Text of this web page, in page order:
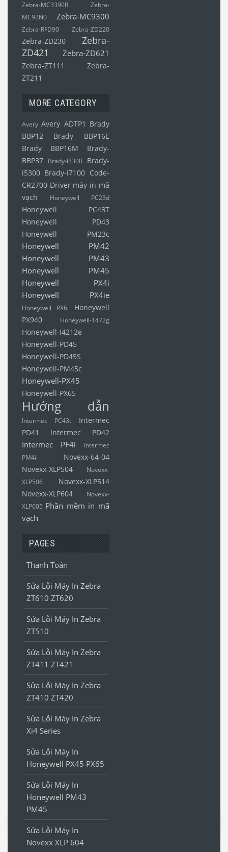
Zebra-MC3390R
Zebra-
MC92N0
Zebra-MC9300
Zebra-RFD90 Zebra-ZD220
Zebra-ZD230
Zebra-
ZD421
Zebra-ZD621
Zebra-ZT111
Zebra-
ZT211
MORE CATEGORY
Avery Avery ADTP1
Brady
BBP12
Brady BBP16E
Brady BBP16M
Brady-
BBP37 Brady-i3300 Brady-
i5300 Brady-i7100 Code-
CR2700 Driver máy in mã
vạch
Honeywell PC23d
Honeywell PC43T
Honeywell PD43
Honeywell PM23c
Honeywell PM42
Honeywell PM43
Honeywell PM45
Honeywell PX4i
Honeywell PX4ie
Honeywell PX6i
Honeywell
PX940
Honeywell-1472g
Honeywell-I4212e
Honeywell-PD45
Honeywell-PD45S
Honeywell-PM45c
Honeywell-PX45
Honeywell-PX65
Hướng dẫn
Intermec PC43t
Intermec
PD41
Intermec PD42
Intermec PF4i
Intermec
PM4i
Novexx-64-04
Novexx-XLP504
Novexx-
XLP506
Novexx-XLP514
Novexx-XLP604
Novexx-
XLP605 Phần mềm in mã
vạch
PAGES
Thanh Toán
Sửa Lỗi Máy In Zebra
ZT610 ZT620
Sửa Lỗi Máy In Zebra
ZT510
Sửa Lỗi Máy In Zebra
ZT411 ZT421
Sửa Lỗi Máy In Zebra
ZT410 ZT420
Sửa Lỗi Máy In Zebra
Xi4 Series
Sửa Lỗi Máy In
Honeywell PX45 PX65
Sửa Lỗi Máy In
Honeywell PM43
PM45
Sửa Lỗi Máy In
Novexx XLP 604